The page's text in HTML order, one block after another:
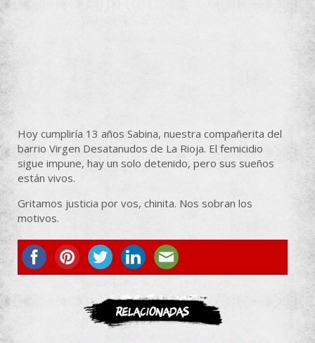
Hoy cumpliría 13 años Sabina, nuestra compañerita del
barrio Virgen Desatanudos de La Rioja. El femicidio
sigue impune, hay un solo detenido, pero sus sueños
están vivos.
Gritamos justicia por vos, chinita. Nos sobran los
motivos.
ASOCIATE
Relacionadas